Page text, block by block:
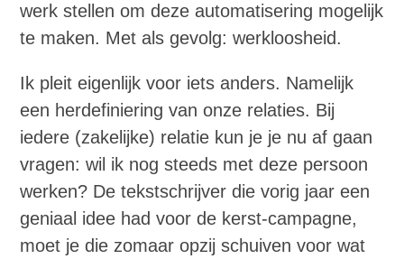
werk stellen om deze automatisering mogelijk
te maken. Met als gevolg: werkloosheid.
Ik pleit eigenlijk voor iets anders. Namelijk
een herdefiniering van onze relaties. Bij
iedere (zakelijke) relatie kun je je nu af gaan
vragen: wil ik nog steeds met deze persoon
werken? De tekstschrijver die vorig jaar een
geniaal idee had voor de kerst-campagne,
moet je die zomaar opzij schuiven voor wat